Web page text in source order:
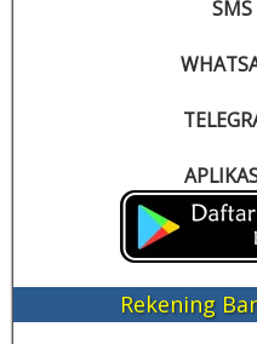
SMS
Rekening